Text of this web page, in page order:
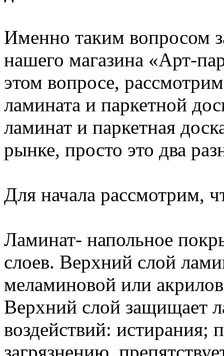
Именно таким вопросом
нашего магазина «Арт-
этом вопросе,
ламината и паркетной
ламинат и паркетная
рынке, просто это два
Для начала рассмотрим,
Ламинат- напольное
слоев. Верхний слой
меламиновой или
Верхний слой защищает
воздействий: истирания;
загрязнению,